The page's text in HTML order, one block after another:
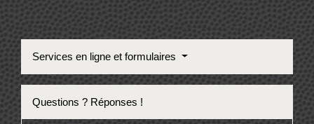
Services en ligne et formulaires
Questions ? Réponses !